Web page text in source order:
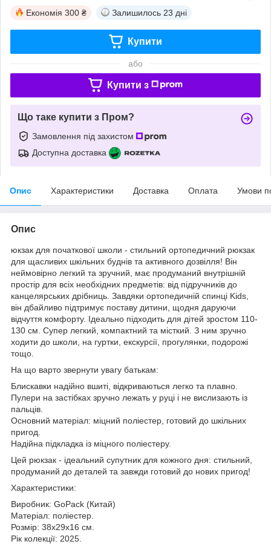
Економія 300 ₴ Залишилось 23 дні
Купити
або
Купити з
Що таке купити з Пром?
Замовлення під захистом
Доступна доставка
Опис Характеристики Доставка Оплата Умови
Опис
юкзак для початкової школи - стильний ортопедичний рюкзак
для щасливих шкільних буднів та активного дозвілля! Він
неймовірно легкий та зручний, має продуманий внутрішній
простір для всіх необхідних предметів: від підручників до
канцелярських дрібниць. Завдяки ортопедичній спинці Kids,
він дбайливо підтримує поставу дитини, щодня даруючи
відчуття комфорту. Ідеально підходить для дітей зростом 110-
130 см. Супер легкий, компактний та місткий. З ним зручно
ходити до школи, на гуртки, екскурсії, прогулянки, подорожі
тощо.
На що варто звернути увагу батькам:
Блискавки надійно вшиті, відкриваються легко та плавно.
Пулери на застібках зручно лежать у руці і не вислизають із
пальців.
Основний матеріал: міцний поліестер, готовий до шкільних
пригод.
Надійна підкладка із міцного поліестеру.
Цей рюкзак - ідеальний супутник для кожного дня: стильний,
продуманий до деталей та завжди готовий до нових пригод!
Характеристики:
Виробник: GoPack (Китай)
Матеріал: поліестер.
Розмір: 38x29x16 см.
Рік колекції: 2025.